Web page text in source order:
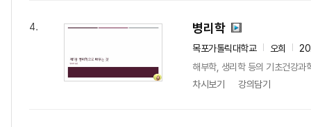
4. 병리학
목포가톨릭대학교 오희
해부학, 생리학 등의 기초건강과
차시보기
강의담기